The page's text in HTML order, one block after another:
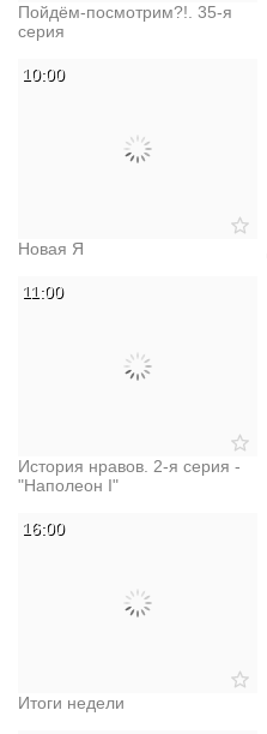
Пойдём-посмотрим?!. 35-я
серия
Новая Я
10:00
История нравов. 2-я серия -
"Наполеон I"
11:00
Итоги недели
16:00